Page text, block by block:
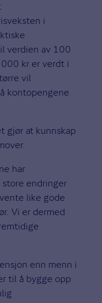
i
verdien av 100
kr er verdt i
vil
kontopengene
gjør at kunnskap
har
endringer
like gode
Vi er dermed
enn menn i
til å bygge opp